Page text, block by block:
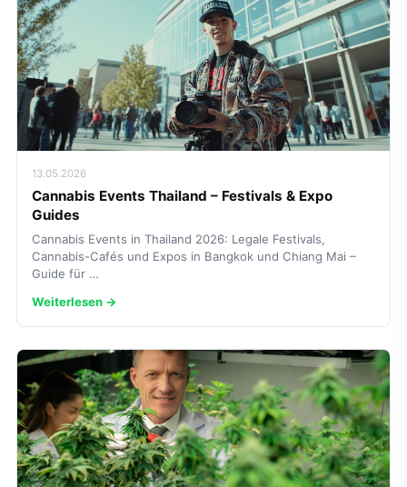
13.05.2026
Cannabis Events Thailand – Festivals & Expo
Guides
Cannabis Events in Thailand 2026: Legale Festivals,
Cannabis-Cafés und Expos in Bangkok und Chiang Mai –
Guide für …
Weiterlesen →